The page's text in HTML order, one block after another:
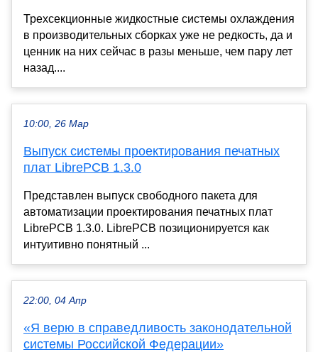
Трехсекционные жидкостные системы охлаждения
в производительных сборках уже не редкость, да и
ценник на них сейчас в разы меньше, чем пару лет
назад....
10:00, 26 Мар
Выпуск системы проектирования печатных
плат LibrePCB 1.3.0
Представлен выпуск свободного пакета для
автоматизации проектирования печатных плат
LibrePCB 1.3.0. LibrePCB позиционируется как
интуитивно понятный ...
22:00, 04 Апр
«Я верю в справедливость законодательной
системы Российской Федерации»